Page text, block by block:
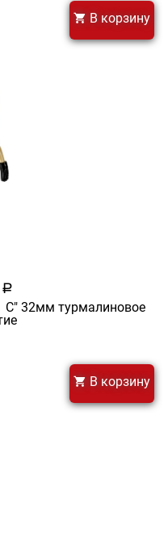
В корзину
a
С" 32мм турмалиновое
В корзину